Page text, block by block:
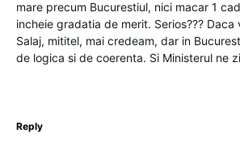
mare precum Bucurestiul, nici macar 1
incheie gradatia de merit. Serios???
Salaj, mititel, mai credeam, dar in
de logica si de coerenta. Si Ministerul ne
Reply